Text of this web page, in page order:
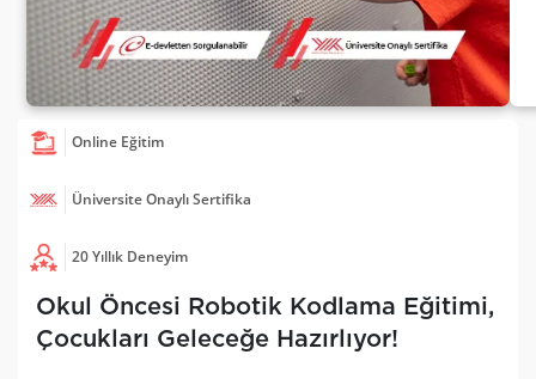
20 Yıllık Deneyim
Üniversite Onaylı Sertifika
Online Eğitim
Okul Öncesi Robotik Kodlama Eğitimi,
Çocukları Geleceğe Hazırlıyor!